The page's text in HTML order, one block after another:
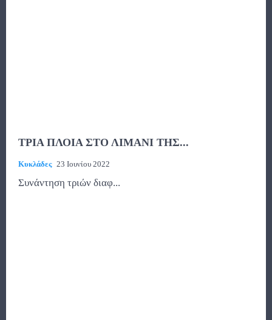
ΤΡΙΑ ΠΛΟΙΑ ΣΤΟ ΛΙΜΑΝΙ ΤΗΣ...
Κυκλάδες 23 Ιουνίου 2022
Συνάντηση τριών διαφ...